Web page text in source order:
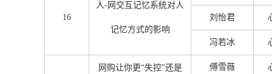
16
人-网交互记忆系统对人
记忆方式的影响
刘怡君
冯若冰
网购让你更“失控”还是 傅雪薇